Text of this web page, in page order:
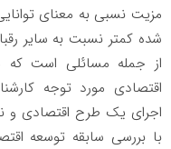
مزیت نسبی به معنای
شده کمتر نسبت به سایر
از جمله مسائلی است
اقتصادی مورد توجه
اجرای یک طرح اقتصادی و
با بررسی سابقه توسعه